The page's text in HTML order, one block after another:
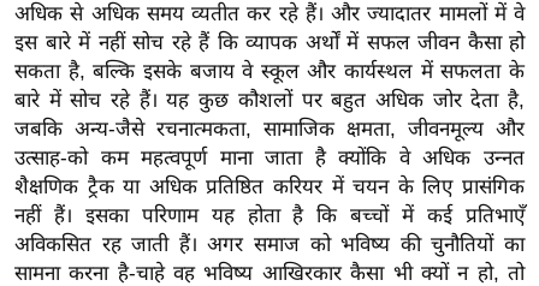
स्टा
इ
ल
टे
क्नॉ
लॉ
जी
ब्यू
टी
अधिक से अधिक समय व्यतीत कर रहे हैं। और ज्यादातर मामलों में वे
इस बारे में नहीं सोच रहे हैं कि व्यापक अर्थों में सफल जीवन कैसा हो
सकता है, बल्कि इसके बजाय वे स्कूल और कार्यस्थल में सफलता के
बारे में सोच रहे हैं। यह कुछ कौशलों पर बहुत अधिक जोर देता है,
जबकि अन्य-जैसे रचनात्मकता, सामाजिक क्षमता, जीवनमूल्य और
उत्साह-को कम महत्वपूर्ण माना जाता है क्योंकि वे अधिक उन्नत
शैक्षणिक ट्रैक या अधिक प्रतिष्ठित करियर में चयन के लिए प्रासंगिक
नहीं हैं। इसका परिणाम यह होता है कि बच्चों में कई प्रतिभाएँ
अविकसित रह जाती हैं। अगर समाज को भविष्य की चुनौतियों का
सामना करना है-चाहे वह भविष्य आखिरकार कैसा भी क्यों न हो, तो